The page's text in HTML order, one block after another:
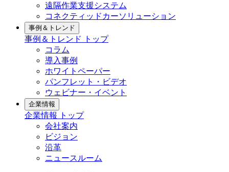
遠隔作業支援システム
コネクティッドカーソリューション
事例＆トレンド
事例＆トレンド トップ
コラム
導入事例
ホワイトペーパー
パンフレット・ビデオ
ウェビナー・イベント
企業情報
企業情報 トップ
会社案内
ビジョン
沿革
ニュースルーム